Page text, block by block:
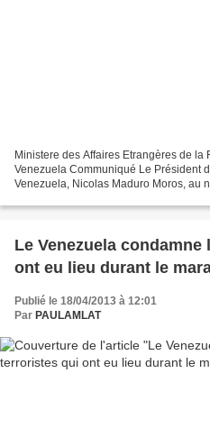
Ministere des Affaires Etrangères de
Venezuela Communiqué Le Président
Venezuela, Nicolas Maduro Moros, au
Le Venezuela
ont eu lieu durant le
Publié le 18/04/2013 à 12:01
Par PAULAMLAT